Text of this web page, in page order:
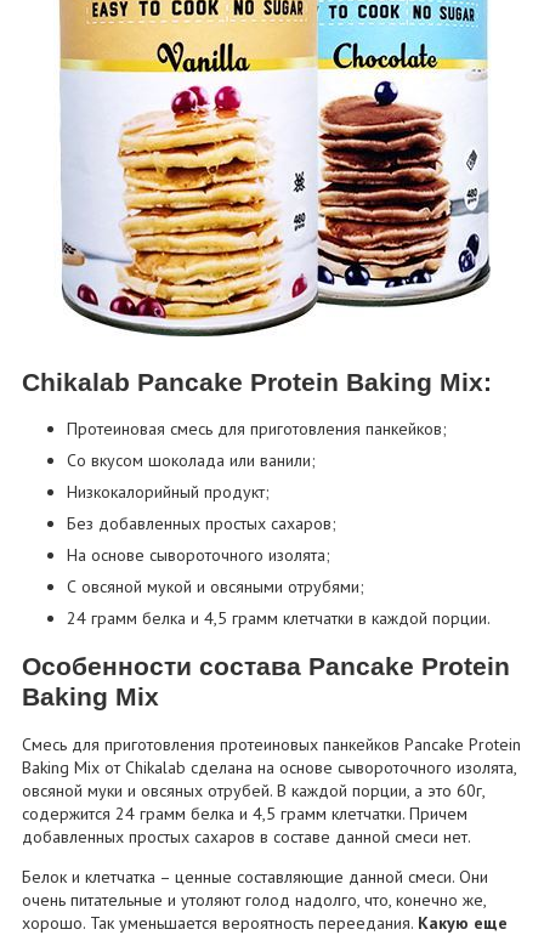
Chikalab Pancake Protein Baking Mix:
Протеиновая смесь для приготовления панкейков;
Со вкусом шоколада или ванили;
Низкокалорийный продукт;
Без добавленных простых сахаров;
На основе сывороточного изолята;
С овсяной мукой и овсяными отрубями;
24 грамм белка и 4,5 грамм клетчатки в каждой порции.
Особенности состава Pancake Protein
Baking Mix
Смесь для приготовления протеиновых панкейков Pancake Protein
Baking Mix от Chikalab сделана на основе сывороточного изолята,
овсяной муки и овсяных отрубей. В каждой порции, а это 60г,
содержится 24 грамм белка и 4,5 грамм клетчатки. Причем
добавленных простых сахаров в составе данной смеси нет.
Белок и клетчатка – ценные составляющие данной смеси. Они
очень питательные и утоляют голод надолго, что, конечно же,
хорошо. Так уменьшается вероятность переедания. Какую еще